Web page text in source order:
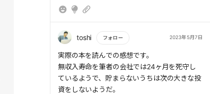
ー理論と収穫逓減の法則。
ノベーターれ徐々に広げてる段階。今の試算で
開拓できるよね。ってわかる。でも逓減すると
なると楽観的観測だとわかる。
toshi フォロー 2023年5月7日
もっと読む
実際の本を読んでの感想です。
無収入寿命を筆者の会社では24ヶ月を死守し
ているようで、貯まらないうちは次の大きな投
資をしないようだ。